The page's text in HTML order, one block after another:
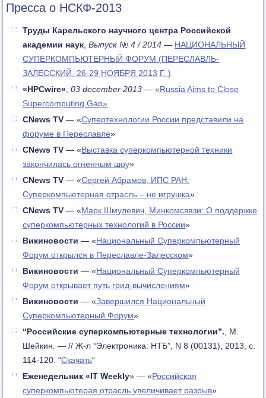
Пресса о НСКФ-2013
Труды Карельского научного центра Российской
академии наук ,Выпуск № 4 / 2014 — НАЦИОНАЛЬНЫЙ
СУПЕРКОМПЬЮТЕРНЫЙ ФОРУМ (ПЕРЕСЛАВЛЬ-
ЗАЛЕССКИЙ, 26-29 НОЯБРЯ 2013 Г. )
«HPCwire» ,03 december 2013 —«Russia Aims to Close
Supercomputing Gap»
CNews TV — «Супертехнологии России представили на
форуме в Переславле»
CNews TV — «Выставка суперкомпьютерной техники
закончилась огненным шоу»
CNews TV — «Сергей Абрамов, ИПС РАН:
Суперкомпьютерная отрасль – не игрушка»
CNews TV — «Марк Шмулевич, Минкомсвязи: О поддержке
суперкомпьютерных технологий в России»
Викиновости — «Национальный Суперкомпьютерный
Форум открылся в Переславле-Залесском»
Викиновости — «Национальный Суперкомпьютерный
Форум открывает путь грид-вычислениям»
Викиновости — «Завершился Национальный
Суперкомпьютерный Форум»
“Российские суперкомпьютерные технологии”. , М.
Шейкин. — // Ж-л “Электроника: НТБ”, N 8 (00131), 2013, с.
114-120. “Скачать“
Еженедельник «IT Weekly» — «Российская
суперкомпьютерая отрасль увеличивает разрыв»